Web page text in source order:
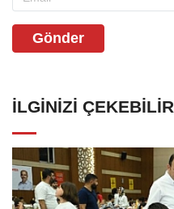
Gönder
İLGINIZI ÇEKEBILIR